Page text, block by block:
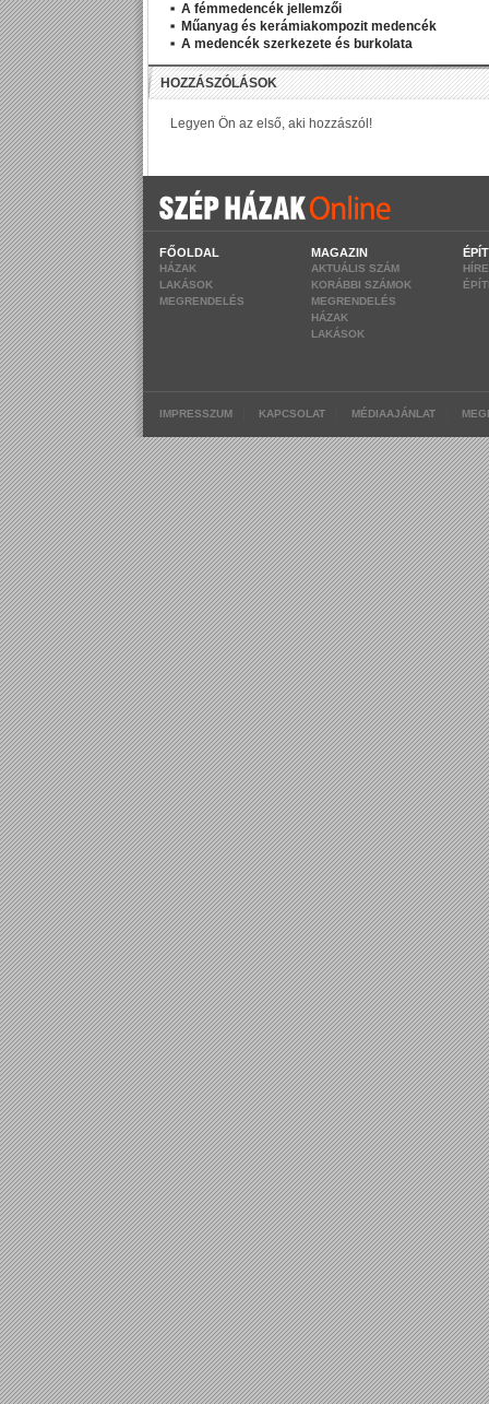
A fémmedencék jellemzői
Műanyag és kerámiakompozit medencék
A medencék szerkezete és burkolata
FŐOLDAL
HÁZAK
LAKÁSOK
MEGRENDELÉS
MAGAZIN
AKTUÁLIS SZÁM
KORÁBBI SZÁMOK
MEGRENDELÉS
HÁZAK
LAKÁSOK
IMPRESSZUM KAPCSOLAT MÉDIAAJÁNLAT